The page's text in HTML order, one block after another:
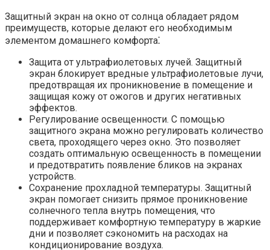
Защитный экран на окно от солнца обладает рядом
преимуществ, которые делают его необходимым
элементом домашнего комфорта⁚
Защита от ультрафиолетовых лучей. Защитный
экран блокирует вредные ультрафиолетовые лучи,
предотвращая их проникновение в помещение и
защищая кожу от ожогов и других негативных
эффектов.​
Регулирование освещенности.​ С помощью
защитного экрана можно регулировать количество
света, проходящего через окно. Это позволяет
создать оптимальную освещенность в помещении
и предотвратить появление бликов на экранах
устройств.​
Сохранение прохладной температуры.​ Защитный
экран помогает снизить прямое проникновение
солнечного тепла внутрь помещения, что
поддерживает комфортную температуру в жаркие
дни и позволяет сэкономить на расходах на
кондиционирование воздуха.​